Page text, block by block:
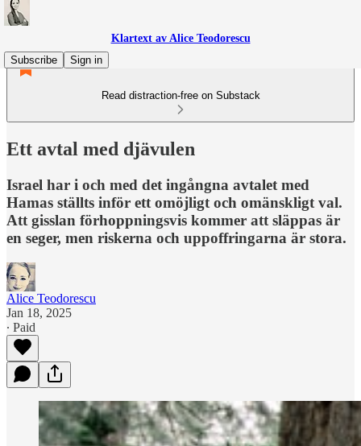
Klartext av Alice Teodorescu
Subscribe
Sign in
Read distraction-free on Substack
Ett avtal med djävulen
Israel har i och med det ingångna avtalet med
Hamas ställts inför ett omöjligt och omänskligt val.
Att gisslan förhoppningsvis kommer att släppas är
en seger, men riskerna och uppoffringarna är stora.
Alice Teodorescu
Jan 18, 2025
∙ Paid